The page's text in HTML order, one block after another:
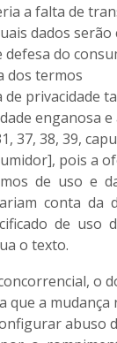
a falta de
dados serão
do
dos termos
privacidade
enganosa e
37, 38, 39,
pois a
de uso e
conta da
de uso
o texto.
o
que a mudança
abuso